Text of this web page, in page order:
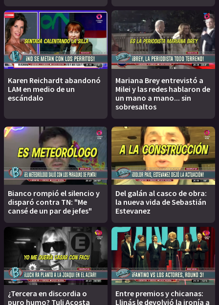
Karen Reichardt abandonó
LAM en medio de un
escándalo
Mariana Brey entrevistó a
Milei y las redes hablaron de
un mano a mano... sin
sobresaltos
Bianco rompió el silencio y
disparó contra TN: "Me
cansé de un par de jefes"
Del galán al casco de obra:
la nueva vida de Sebastián
Estevanez
¿Tercera en discordia o
puro humo? Tuli Acosta
Entre premios y chicanas:
Llinás le devolvió la ironía a